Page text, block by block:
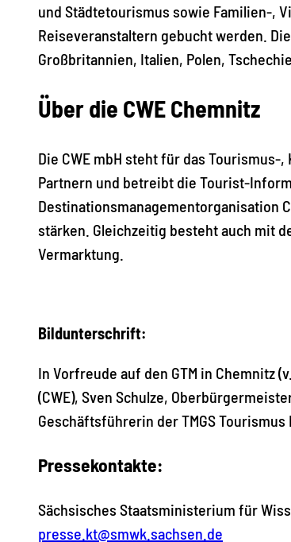
und Städtetourismus sowie Familien-,
Reiseveranstaltern gebucht werden.
Großbritannien, Italien, Polen,
Über die CWE Chemnitz
Die CWE mbH steht für das
Partnern und betreibt die Tourist-
Destinationsmanagementorganisation
stärken. Gleichzeitig besteht auch mit
Vermarktung.
Bildunterschrift:
In Vorfreude auf den GTM in Chemnitz
(CWE), Sven Schulze,
Geschäftsführerin der TMGS
Pressekontakte:
Sächsisches Staatsministerium für
presse.kt@smwk.sachsen.de